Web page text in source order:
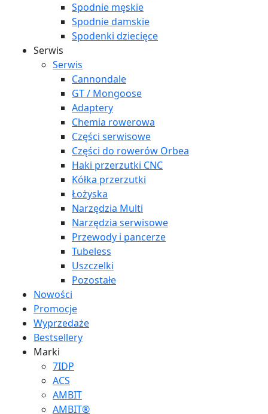
Spodnie męskie
Spodnie damskie
Spodenki dziecięce
Serwis
Serwis
Cannondale
GT / Mongoose
Adaptery
Chemia rowerowa
Części serwisowe
Części do rowerów Orbea
Haki przerzutki CNC
Kółka przerzutki
Łożyska
Narzędzia Multi
Narzędzia serwisowe
Przewody i pancerze
Tubeless
Uszczelki
Pozostałe
Nowości
Promocje
Wyprzedaże
Bestsellery
Marki
7IDP
ACS
AMBIT
AMBIT®